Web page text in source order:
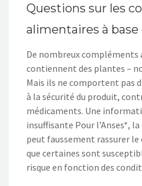
Questions sur les
alimentaires à base
De nombreux
contiennent des plantes –
Mais ils ne comportent pas
à la sécurité du produit,
médicaments. Une
insuffisante Pour l’Anses*,
peut faussement rassurer
que certaines sont
risque en fonction des